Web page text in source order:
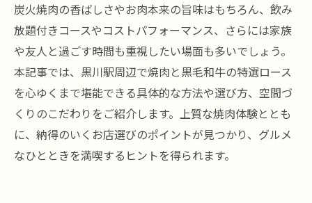
炭火焼肉の香ばしさやお肉本来の旨味はもちろん、飲み
放題付きコースやコストパフォーマンス、さらには家族
や友人と過ごす時間も重視したい場面も多いでしょう。
本記事では、黒川駅周辺で焼肉と黒毛和牛の特選ロース
を心ゆくまで堪能できる具体的な方法や選び方、空間づ
くりのこだわりをご紹介します。上質な焼肉体験ととも
に、納得のいくお店選びのポイントが見つかり、グルメ
なひとときを満喫するヒントを得られます。